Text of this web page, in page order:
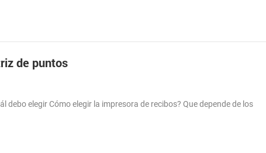
de puntos
elegir Cómo elegir la impresora de recibos? Que depende de los